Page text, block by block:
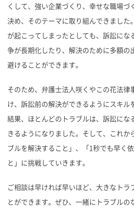
くして、強い企業づくり、幸せな職場づ
決め、そのテーマに取り組んできました
が起こってしまったとしても、訴訟にな
争が長期化したり、解決のために多額の
避けることができます。
そのため、弁護士法人咲くやこの花法律
け、訴訟前の解決ができるようにスキル
結果、ほとんどのトラブルは、訴訟にな
きるようになりました。そして、これか
ブルを解決すること」、「1秒でも早く
と」に挑戦していきます。
ご相談は早ければ早いほど、大きなトラ
とができます。ぜひ、一緒にトラブルの